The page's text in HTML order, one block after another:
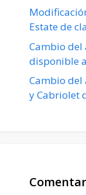
Estate de
Cambio del
disponible
Cambio del
y Cabriolet